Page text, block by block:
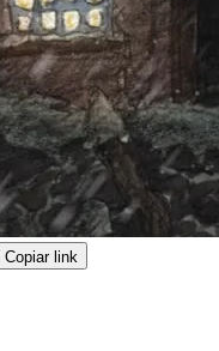
Copiar link